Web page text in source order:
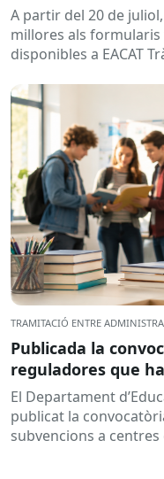
A partir del 20 de
millores als
disponibles a EACAT
TRAMITACIÓ ENTRE
Publicada la
reguladores que
subvencions a
desenvolupament
inserció, durant el
El Departament
publicat la
subvencions a